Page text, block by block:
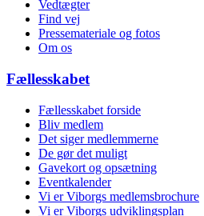
Vedtægter
Find vej
Pressemateriale og fotos
Om os
Fællesskabet
Fællesskabet forside
Bliv medlem
Det siger medlemmerne
De gør det muligt
Gavekort og opsætning
Eventkalender
Vi er Viborgs medlemsbrochure
Vi er Viborgs udviklingsplan